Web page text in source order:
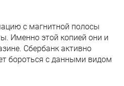
с магнитной полосы
Именно этой копией они и
Сбербанк активно
бороться с данными видом